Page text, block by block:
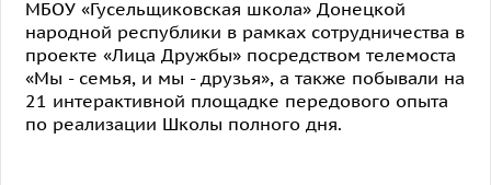
МБОУ «Гусельщиковская школа» Донецкой
народной республики в рамках сотрудничества в
проекте «Лица Дружбы» посредством телемоста
«Мы - семья, и мы - друзья», а также побывали на
21 интерактивной площадке передового опыта
по реализации Школы полного дня.